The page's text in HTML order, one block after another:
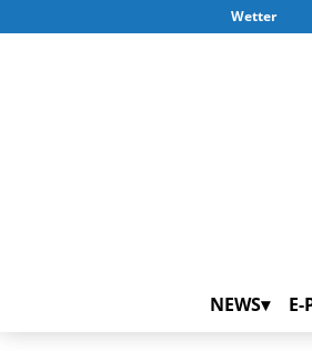
Wetter
NEWS E-